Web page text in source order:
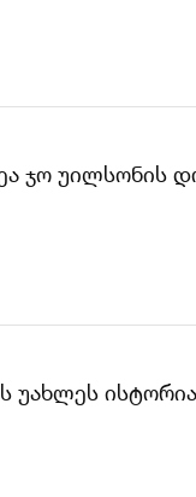
ჯო უილსონის
უახლეს